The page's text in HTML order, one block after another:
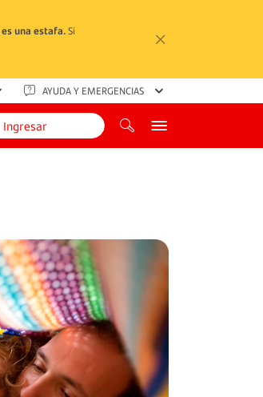
es una estafa.Si
AYUDA Y EMERGENCIAS
Ingresar